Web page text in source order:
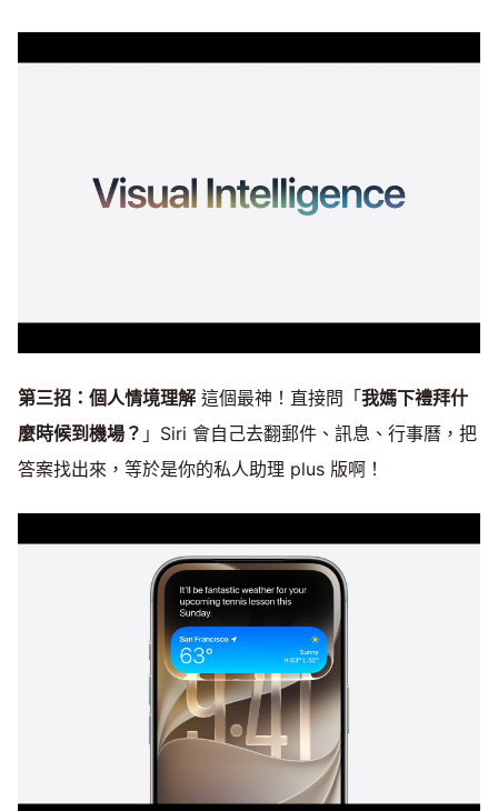
第三招：個人情境理解 這個最神！直接問「我媽下禮拜什
麼時候到機場？ 」Siri 會自己去翻郵件、訊息、行事曆，把
答案找出來，等於是你的私人助理 plus 版啊！